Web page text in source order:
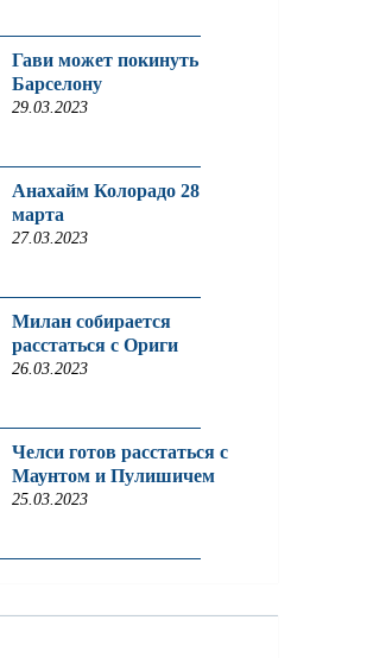
Гави может покинуть
Барселону
29.03.2023
Анахайм Колорадо 28
марта
27.03.2023
Милан собирается
расстаться с Ориги
26.03.2023
Челси готов расстаться с
Маунтом и Пулишичем
25.03.2023